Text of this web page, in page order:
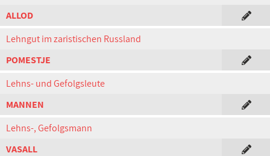
ALLOD
Lehngut im zaristischen Russland
POMESTJE
Lehns- und Gefolgsleute
MANNEN
Lehns-, Gefolgsmann
VASALL